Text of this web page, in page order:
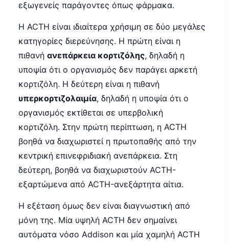
εξωγενείς παράγοντες όπως φάρμακα.
Η ACTH είναι ιδιαίτερα χρήσιμη σε δύο μεγάλες
κατηγορίες διερεύνησης. Η πρώτη είναι η
πιθανή ανεπάρκεια κορτιζόλης, δηλαδή η
υποψία ότι ο οργανισμός δεν παράγει αρκετή
κορτιζόλη. Η δεύτερη είναι η πιθανή
υπερκορτιζολαιμία, δηλαδή η υποψία ότι ο
οργανισμός εκτίθεται σε υπερβολική
κορτιζόλη. Στην πρώτη περίπτωση, η ACTH
βοηθά να διαχωριστεί η πρωτοπαθής από την
κεντρική επινεφριδιακή ανεπάρκεια. Στη
δεύτερη, βοηθά να διαχωριστούν ACTH-
εξαρτώμενα από ACTH-ανεξάρτητα αίτια.
Η εξέταση όμως δεν είναι διαγνωστική από
μόνη της. Μία υψηλή ACTH δεν σημαίνει
αυτόματα νόσο Addison και μία χαμηλή ACTH